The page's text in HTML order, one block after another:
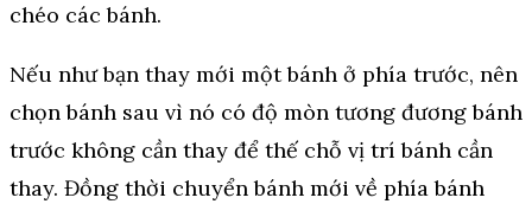
chéo các bánh.
Nếu như bạn thay mới một bánh ở phía trước, nên
chọn bánh sau vì nó có độ mòn tương đương bánh
trước không cần thay để thế chỗ vị trí bánh cần
thay. Đồng thời chuyển bánh mới về phía bánh